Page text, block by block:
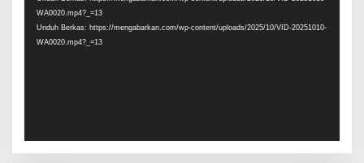
WA0020.mp4?_=13
Unduh Berkas: https://mengabarkan.com/wp-content/uploads/2025/10/VID-20251010-
WA0020.mp4?_=13